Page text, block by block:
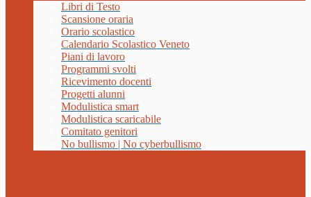
Libri di Testo
Scansione oraria
Orario scolastico
Calendario Scolastico Veneto
Piani di lavoro
Programmi svolti
Ricevimento docenti
Progetti alunni
Modulistica smart
Modulistica scaricabile
Comitato genitori
No bullismo | No cyberbullismo